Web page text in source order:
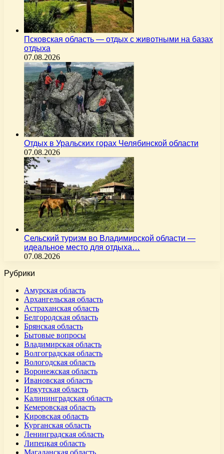
Псковская область — отдых с животными на базах
отдыха
07.08.2026
Отдых в Уральских горах Челябинской области
07.08.2026
Сельский туризм во Владимирской области —
идеальное место для отдыха…
07.08.2026
Рубрики
Амурская область
Архангельская область
Астраханская область
Белгородская область
Брянская область
Бытовые вопросы
Владимирская область
Волгоградская область
Вологодская область
Воронежская область
Ивановская область
Иркутская область
Калининградская область
Кемеровская область
Кировская область
Курганская область
Ленинградская область
Липецкая область